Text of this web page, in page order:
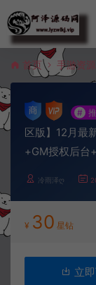
首页 手游资源
#
区版】12月最
+GM授权后台
冷雨泽ღ
¥ 30 星钻
立